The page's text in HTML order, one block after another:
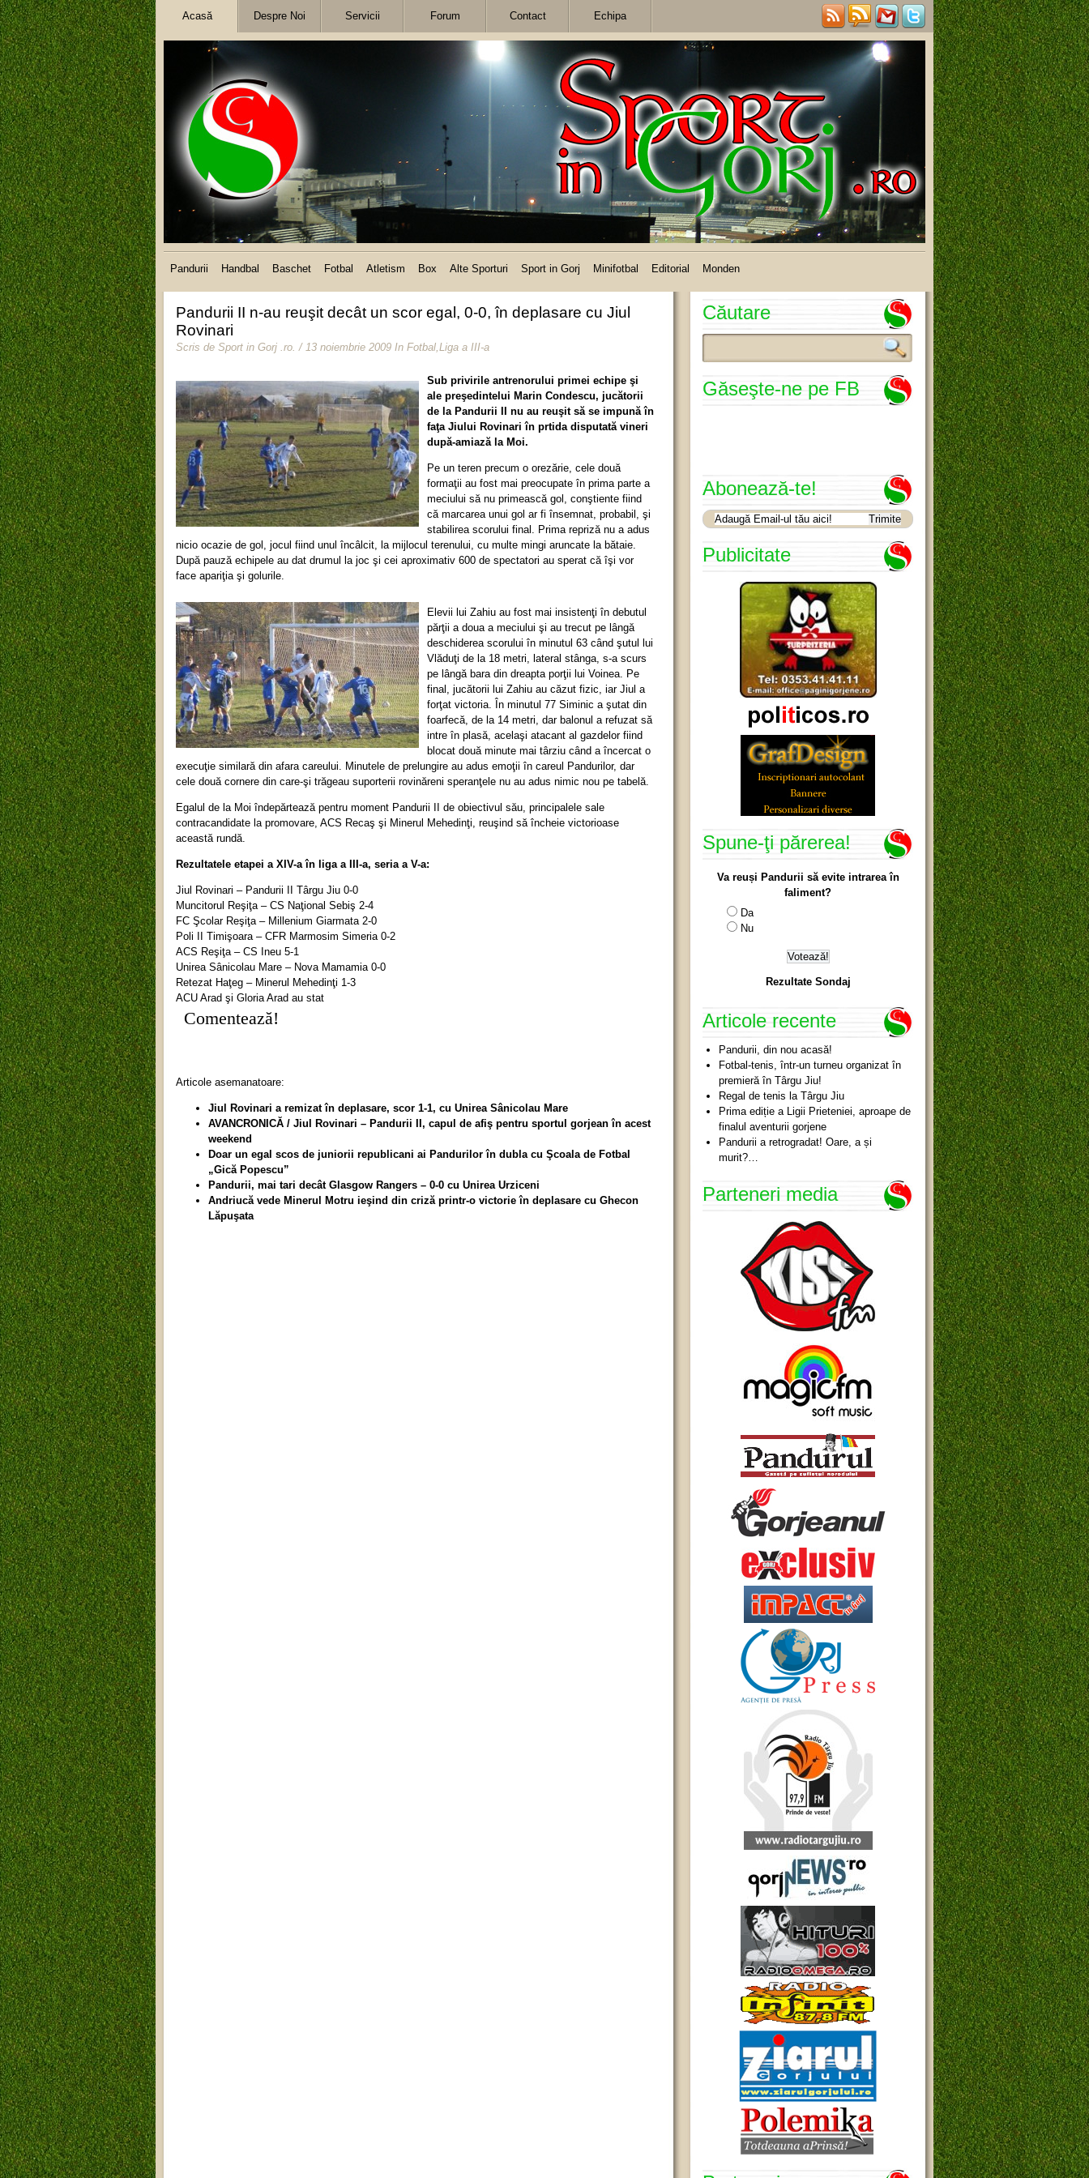
Acasă Despre Noi Servicii Forum Contact Echipa
Pandurii Handbal Baschet Fotbal Atletism Box Alte Sporturi Sport in Gorj Minifotbal Editorial Monden
Pandurii II n-au reuşit decât un scor egal, 0-0, în deplasare cu Jiul
Rovinari
Scris de Sport in Gorj .ro. / 13 noiembrie 2009 In Fotbal,Liga a III-a
Sub privirile antrenorului primei echipe şi
ale preşedintelui Marin Condescu, jucătorii
de la Pandurii II nu au reuşit să se impună în
faţa Jiului Rovinari în prtida disputată vineri
după-amiază la Moi.
Pe un teren precum o orezărie, cele două
formaţii au fost mai preocupate în prima parte a
meciului să nu primească gol, conştiente fiind
că marcarea unui gol ar fi însemnat, probabil, şi
stabilirea scorului final. Prima repriză nu a adus
nicio ocazie de gol, jocul fiind unul încâlcit, la mijlocul terenului, cu multe mingi aruncate la bătaie.
După pauză echipele au dat drumul la joc şi cei aproximativ 600 de spectatori au sperat că îşi vor
face apariţia şi golurile.
Elevii lui Zahiu au fost mai insistenţi în debutul
părţii a doua a meciului şi au trecut pe lângă
deschiderea scorului în minutul 63 când şutul lui
Vlăduţi de la 18 metri, lateral stânga, s-a scurs
pe lângă bara din dreapta porţii lui Voinea. Pe
final, jucătorii lui Zahiu au căzut fizic, iar Jiul a
forţat victoria. În minutul 77 Siminic a şutat din
foarfecă, de la 14 metri, dar balonul a refuzat să
intre în plasă, acelaşi atacant al gazdelor fiind
blocat două minute mai târziu când a încercat o
execuţie similară din afara careului. Minutele de prelungire au adus emoţii în careul Pandurilor, dar
cele două cornere din care-şi trăgeau suporterii rovinăreni speranţele nu au adus nimic nou pe tabelă.
Egalul de la Moi îndepărtează pentru moment Pandurii II de obiectivul său, principalele sale
contracandidate la promovare, ACS Recaş şi Minerul Mehedinţi, reuşind să încheie victorioase
această rundă.
Rezultatele etapei a XIV-a în liga a III-a, seria a V-a:
Jiul Rovinari – Pandurii II Târgu Jiu 0-0
Muncitorul Reşiţa – CS Naţional Sebiş 2-4
FC Şcolar Reşiţa – Millenium Giarmata 2-0
Poli II Timişoara – CFR Marmosim Simeria 0-2
ACS Reşiţa – CS Ineu 5-1
Unirea Sânicolau Mare – Nova Mamamia 0-0
Retezat Haţeg – Minerul Mehedinţi 1-3
ACU Arad şi Gloria Arad au stat
Comentează!
Articole asemanatoare:
Jiul Rovinari a remizat în deplasare, scor 1-1, cu Unirea Sânicolau Mare
AVANCRONICĂ / Jiul Rovinari – Pandurii II, capul de afiş pentru sportul gorjean în acest
weekend
Doar un egal scos de juniorii republicani ai Pandurilor în dubla cu Şcoala de Fotbal
„Gică Popescu”
Pandurii, mai tari decât Glasgow Rangers – 0-0 cu Unirea Urziceni
Andriucă vede Minerul Motru ieşind din criză printr-o victorie în deplasare cu Ghecon
Lăpuşata
Căutare
Găseşte-ne pe FB
Abonează-te!
Publicitate
Spune-ţi părerea!
Va reuși Pandurii să evite intrarea în
faliment?
Da
Nu
Rezultate Sondaj
Articole recente
Pandurii, din nou acasă!
Fotbal-tenis, într-un turneu organizat în
premieră în Târgu Jiu!
Regal de tenis la Târgu Jiu
Prima ediție a Ligii Prieteniei, aproape de
finalul aventurii gorjene
Pandurii a retrogradat! Oare, a și
murit?…
Parteneri media